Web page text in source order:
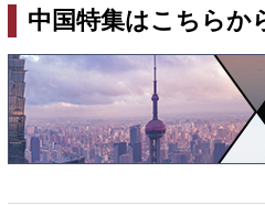
中国特集はこちらか